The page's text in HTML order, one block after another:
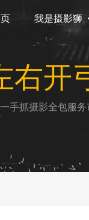
我是摄影狮
右开
一手抓摄影全包服